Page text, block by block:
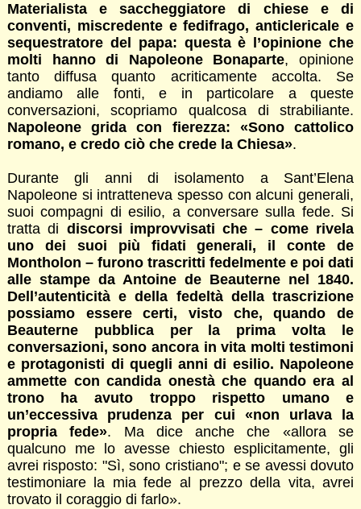
Materialista e saccheggiatore di chiese e di
conventi, miscredente e fedifrago, anticlericale e
sequestratore del papa: questa è l’opinione che
molti hanno di Napoleone Bonaparte, opinione
tanto diffusa quanto acriticamente accolta. Se
andiamo alle fonti, e in particolare a queste
conversazioni, scopriamo qualcosa di strabiliante.
Napoleone grida con fierezza: «Sono cattolico
romano, e credo ciò che crede la Chiesa».
Durante gli anni di isolamento a Sant’Elena
Napoleone si intratteneva spesso con alcuni generali,
suoi compagni di esilio, a conversare sulla fede. Si
tratta di discorsi improvvisati che – come rivela
uno dei suoi più fidati generali, il conte de
Montholon – furono trascritti fedelmente e poi dati
alle stampe da Antoine de Beauterne nel 1840.
Dell’autenticità e della fedeltà della trascrizione
possiamo essere certi, visto che, quando de
Beauterne pubblica per la prima volta le
conversazioni, sono ancora in vita molti testimoni
e protagonisti di quegli anni di esilio. Napoleone
ammette con candida onestà che quando era al
trono ha avuto troppo rispetto umano e
un’eccessiva prudenza per cui «non urlava la
propria fede». Ma dice anche che «allora se
qualcuno me lo avesse chiesto esplicitamente, gli
avrei risposto: "Sì, sono cristiano"; e se avessi dovuto
testimoniare la mia fede al prezzo della vita, avrei
trovato il coraggio di farlo».